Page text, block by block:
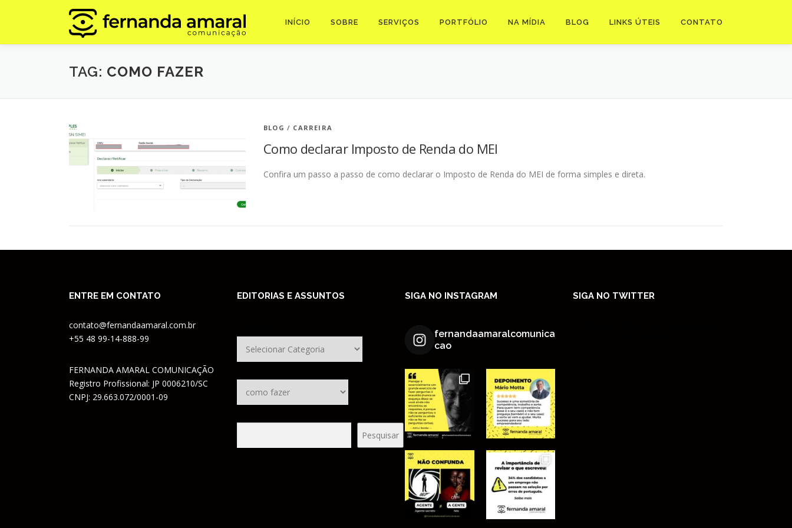
conteúdo
INÍCIO SOBRE SERVIÇOS PORTFÓLIO NA MÍDIA BLOG LINKS ÚTEIS CONTATO
TAG: COMO FAZER
BLOG / CARREIRA
Como declarar Imposto de Renda do MEI
Confira um passo a passo de como declarar o Imposto de Renda do MEI de forma simples e direta.
ENTRE EM CONTATO
contato@fernandaamaral.com.br
+55 48 99-14-888-99
FERNANDA AMARAL COMUNICAÇÃO
Registro Profissional: JP 0006210/SC
CNPJ: 29.663.072/0001-09
EDITORIAS E ASSUNTOS
Pesquisar
SIGA NO INSTAGRAM
fernandaamaralcomunica
cao
SIGA NO TWITTER